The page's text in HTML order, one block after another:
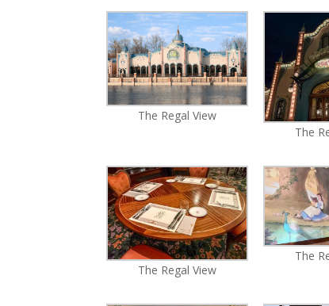
The Regal View
The
The Regal View
The